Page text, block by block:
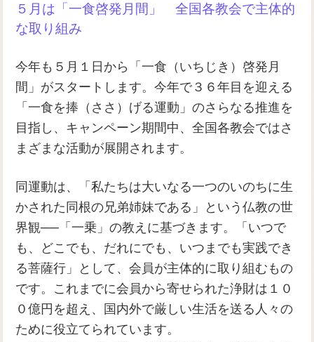
５月は「一食啓発月間」 全国各教会で主体的
な取り組み
今年も５月１日から「一食（いちじき）啓発月
間」がスタートします。今年で３６年目を迎える
「一食を捧（ささ）げる運動」のさらなる推進を
目指し、キャンペーン期間中、全国各教会ではさ
まざまな活動が展開されます。
同運動は、「私たちは大いなる一つのいのちに生
かされた同根の兄弟姉妹である」という仏教の世
界観──「一乗」の教えに基づきます。「いつで
も、どこでも、だれにでも、いつまでも実践でき
る菩薩行」として、会員が主体的に取り組むもの
です。これまでに会員から寄せられた浄財は１０
０億円を超え、国内外で厳しい生活を送る人々の
ために役立てられています。